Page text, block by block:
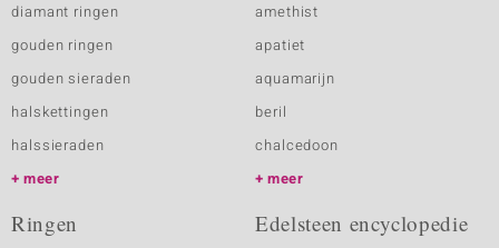
diamant ringen
gouden ringen
gouden sieraden
halskettingen
halssieraden
meer
amethist
apatiet
aquamarijn
beril
chalcedoon
meer
Ringen Edelsteen encyclopedie